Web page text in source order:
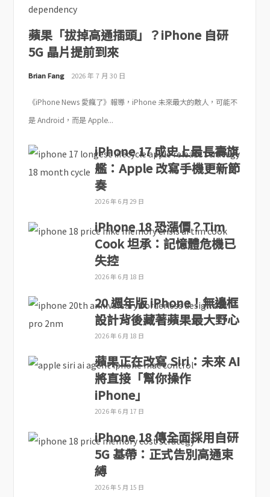
蘋果「拔掉高通插頭」？iPhone 自研
5G 晶片提前到來
Brian Fang 2026 年 7 月 30 日
《iPhone News 愛瘋了》報導，iPhone 未來最大的敵人，可能不
是 Android，而是 Apple...
iPhone 17 成史上最長壽旗
艦：Apple 改寫手機更新節
奏
2026 年 6 月 29 日
iPhone 18 恐漲價？Tim
Cook 坦承：記憶體危機已
失控
2026 年 6 月 18 日
20 週年版 iPhone！無邊框
設計背後藏著蘋果最大野心
2026 年 6 月 18 日
蘋果正在改寫 Siri：未來 AI
將直接「幫你操作
iPhone」
2026 年 6 月 17 日
iPhone 18 傳全面採用自研
5G 基帶：正式告別高通束
縛
2026 年 5 月 15 日